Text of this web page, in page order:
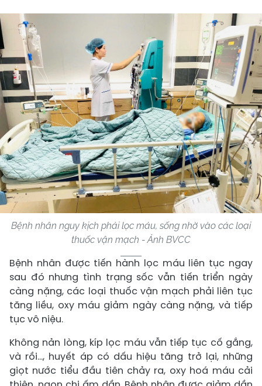
Bệnh nhân nguy kịch phải lọc máu, sống nhờ vào các loại
thuốc vận mạch - Ảnh BVCC
Bệnh nhân được tiến hành lọc máu liên tục ngay
sau đó nhưng tình trạng sốc vẫn tiến triển ngày
càng nặng, các loại thuốc vận mạch phải liên tục
tăng liều, oxy máu giảm ngày càng nặng, và tiếp
tục vô niệu.
Không nản lòng, kíp lọc máu vẫn tiếp tục cố gắng,
và rồi…, huyết áp có dấu hiệu tăng trở lại, những
giọt nước tiểu đầu tiên chảy ra, oxy hoá máu cải